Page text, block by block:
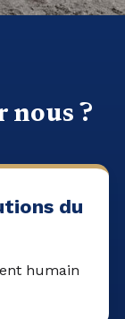
nous ?
du
humain